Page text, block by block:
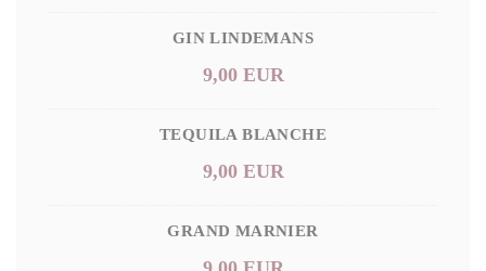
GIN LINDEMANS
9,00 EUR
TEQUILA BLANCHE
9,00 EUR
GRAND MARNIER